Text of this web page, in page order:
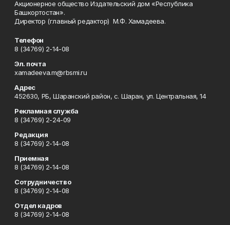
Акционерное общество Издательский дом «Республика
Башкортостан».
Директор (главный редактор) М.Ф. Хамадеева.
Телефон
8 (34769) 2-14-08
Эл. почта
xamadeeva.m@rbsmi.ru
Адрес
452630, РБ, Шаранский район, с. Шаран, ул. Центральная, 14
Рекламная служба
8 (34769) 2-24-09
Редакция
8 (34769) 2-14-08
Приемная
8 (34769) 2-14-08
Сотрудничество
8 (34769) 2-14-08
Отдел кадров
8 (34769) 2-14-08